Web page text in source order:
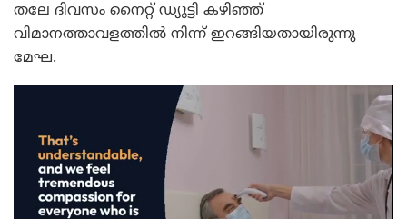
തലേ ദിവസം നൈറ്റ് ഡ്യൂട്ടി കഴിഞ്ഞ്
വിമാനത്താവളത്തിൽ നിന്ന് ഇറങ്ങിയതായിരുന്നു
മേഘ.